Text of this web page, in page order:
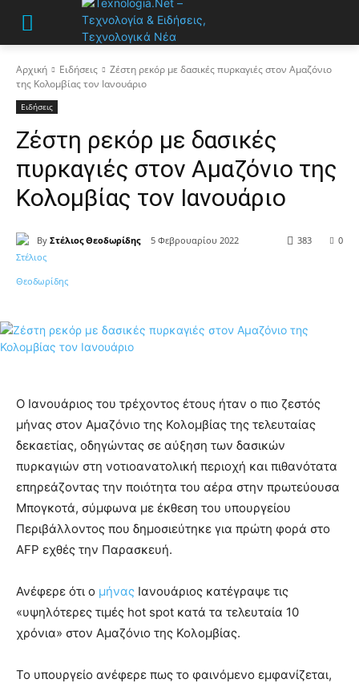
Αρχική Ειδήσεις
Ζέστη ρεκόρ με δασικές πυρκαγιές στον Αμαζόνιο
της Κολομβίας τον Ιανουάριο
Ειδήσεις
Ζέστη ρεκόρ με δασικές
πυρκαγιές στον Αμαζόνιο της
Κολομβίας τον Ιανουάριο
By Στέλιος Θεοδωρίδης 5 Φεβρουαρίου 2022 0
383
Ο Ιανουάριος του τρέχοντος έτους ήταν ο πιο ζεστός
μήνας στον Αμαζόνιο της Κολομβίας της τελευταίας
δεκαετίας, οδηγώντας σε αύξηση των δασικών
πυρκαγιών στη νοτιοανατολική περιοχή και πιθανότατα
επηρεάζοντας την ποιότητα του αέρα στην πρωτεύουσα
Μπογκοτά, σύμφωνα με έκθεση του υπουργείου
Περιβάλλοντος που δημοσιεύτηκε για πρώτη φορά στο
AFP εχθές την Παρασκευή.
Ανέφερε ότι ο μήνας Ιανουάριος κατέγραψε τις
«υψηλότερες τιμές hot spot κατά τα τελευταία 10
χρόνια» στον Αμαζόνιο της Κολομβίας.
Το υπουργείο ανέφερε πως το φαινόμενο εμφανίζεται,